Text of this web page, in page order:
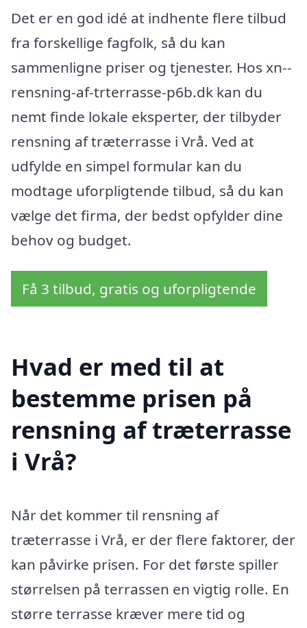
Det er en god idé at indhente flere tilbud
fra forskellige fagfolk, så du kan
sammenligne priser og tjenester. Hos xn--
rensning-af-trterrasse-p6b.dk kan du
nemt finde lokale eksperter, der tilbyder
rensning af træterrasse i Vrå. Ved at
udfylde en simpel formular kan du
modtage uforpligtende tilbud, så du kan
vælge det firma, der bedst opfylder dine
behov og budget.
Få 3 tilbud, gratis og uforpligtende
Hvad er med til at
bestemme prisen på
rensning af træterrasse
i Vrå?
Når det kommer til rensning af
træterrasse i Vrå, er der flere faktorer, der
kan påvirke prisen. For det første spiller
størrelsen på terrassen en vigtig rolle. En
større terrasse kræver mere tid og